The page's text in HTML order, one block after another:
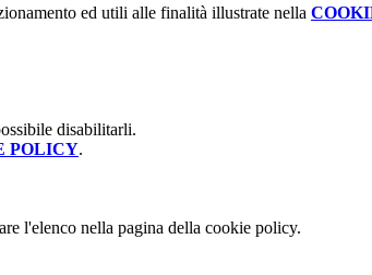
ed utili alle finalità illustrate nella
disabilitarli.
POLICY.
l'elenco nella pagina della cookie policy.